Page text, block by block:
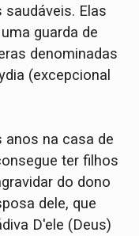
Elas
guarda de
denominadas
(excepcional
anos na casa de
ter filhos
do dono
dele, que
D'ele (Deus)